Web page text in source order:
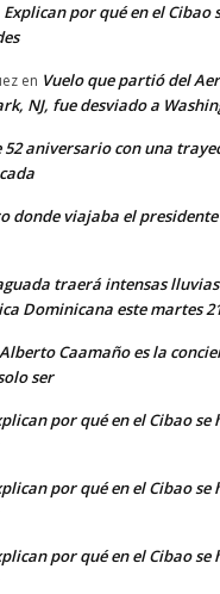
Explican por qué en el Cibao
en Vuelo que partió del
NJ, fue desviado a
52 aniversario con una
donde viajaba el
traerá intensas
Dominicana este martes
Caamaño es la
ser
por qué en el Cibao se
por qué en el Cibao se
por qué en el Cibao se